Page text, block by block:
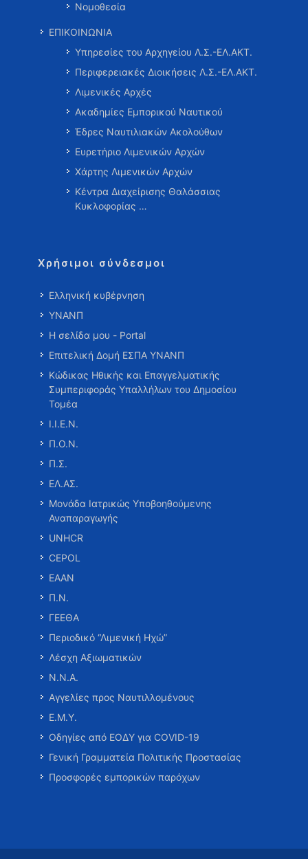
Νομοθεσία
ΕΠΙΚΟΙΝΩΝΙΑ
Υπηρεσίες του Αρχηγείου Λ.Σ.-ΕΛ.ΑΚΤ.
Περιφερειακές Διοικήσεις Λ.Σ.-ΕΛ.ΑΚΤ.
Λιμενικές Αρχές
Ακαδημίες Εμπορικού Ναυτικού
Έδρες Ναυτιλιακών Ακολούθων
Ευρετήριο Λιμενικών Αρχών
Χάρτης Λιμενικών Αρχών
Κέντρα Διαχείρισης Θαλάσσιας
Κυκλοφορίας …
Χρήσιμοι σύνδεσμοι
Ελληνική κυβέρνηση
ΥΝΑΝΠ
Η σελίδα μου - Portal
Επιτελική Δομή ΕΣΠΑ ΥΝΑΝΠ
Κώδικας Ηθικής και Επαγγελματικής
Συμπεριφοράς Υπαλλήλων του Δημοσίου
Τομέα
Ι.Ι.Ε.Ν.
Π.Ο.Ν.
Π.Σ.
ΕΛ.ΑΣ.
Μονάδα Ιατρικώς Υποβοηθούμενης
Αναπαραγωγής
UNHCR
CEPOL
ΕΑΑΝ
Π.Ν.
ΓΕΕΘΑ
Περιοδικό “Λιμενική Ηχώ”
Λέσχη Αξιωματικών
Ν.Ν.Α.
Αγγελίες προς Ναυτιλλομένους
Ε.Μ.Υ.
Οδηγίες από ΕΟΔΥ για COVID-19
Γενική Γραμματεία Πολιτικής Προστασίας
Προσφορές εμπορικών παρόχων